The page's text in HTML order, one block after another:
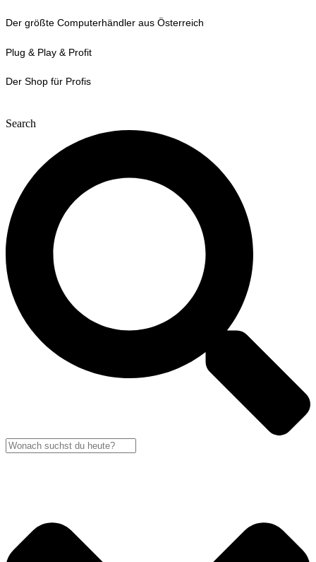
Zum
wechseln
Der größte Computerhändler aus Österreich
Plug & Play & Profit
Der Shop für Profis
Search